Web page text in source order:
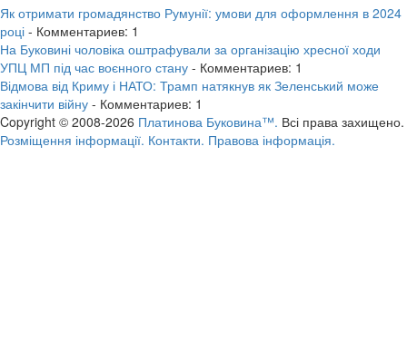
Як отримати громадянство Румунії: умови для оформлення в 2024
році - Комментариев: 1
На Буковині чоловіка оштрафували за організацію хресної ходи
УПЦ МП під час воєнного стану - Комментариев: 1
Відмова від Криму і НАТО: Трамп натякнув як Зеленський може
закінчити війну - Комментариев: 1
Copyright © 2008-2026 Платинова Буковина™. Всі права захищено.
Розміщення інформації. Контакти. Правова інформація.